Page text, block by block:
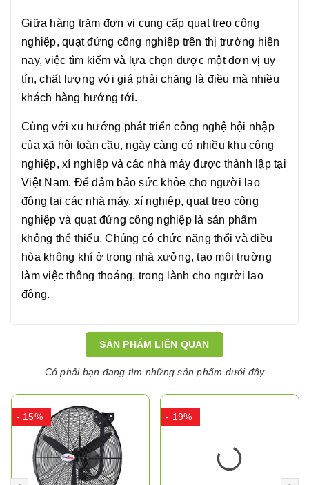
Giữa hàng trăm đơn vị cung cấp quạt treo công
nghiệp, quạt đứng công nghiệp trên thị trường hiện
nay, việc tìm kiếm và lựa chọn được một đơn vị uy
tín, chất lượng với giá phải chăng là điều mà nhiều
khách hàng hướng tới.
Cùng với xu hướng phát triển công nghệ hội nhập
của xã hội toàn cầu, ngày càng có nhiều khu công
nghiệp, xí nghiệp và các nhà máy được thành lập tại
Việt Nam. Để đảm bảo sức khỏe cho người lao
động tại các nhà máy, xí nghiệp, quạt treo công
nghiệp và quạt đứng công nghiệp là sản phẩm
không thể thiếu. Chúng có chức năng thổi và điều
hòa không khí ở trong nhà xưởng, tạo môi trường
làm việc thông thoáng, trong lành cho người lao
động.
SẢN PHẨM LIÊN QUAN
Có phải bạn đang tìm những sản phẩm dưới đây
- 15% - 19%